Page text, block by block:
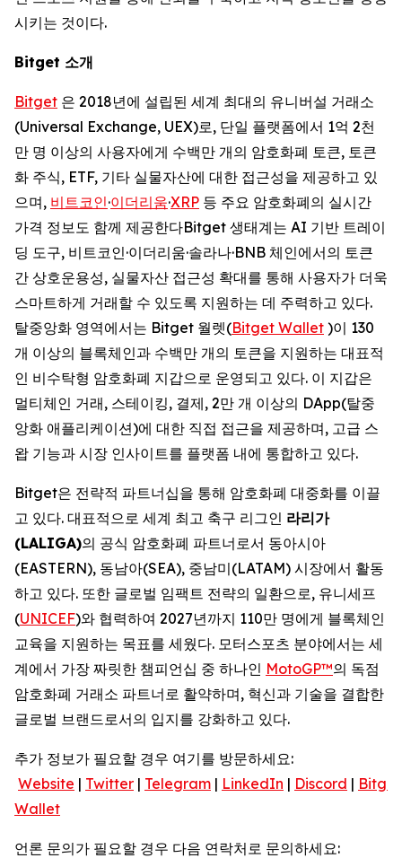
시키는 것이다.
Bitget 소개
Bitget 은 2018년에 설립된 세계 최대의 유니버설 거래소
(Universal Exchange, UEX)로, 단일 플랫폼에서 1억 2천
만 명 이상의 사용자에게 수백만 개의 암호화폐 토큰, 토큰
화 주식, ETF, 기타 실물자산에 대한 접근성을 제공하고 있
으며, 비트코인·이더리움·XRP 등 주요 암호화폐의 실시간
가격 정보도 함께 제공한다Bitget 생태계는 AI 기반 트레이
딩 도구, 비트코인·이더리움·솔라나·BNB 체인에서의 토큰
간 상호운용성, 실물자산 접근성 확대를 통해 사용자가 더욱
스마트하게 거래할 수 있도록 지원하는 데 주력하고 있다.
탈중앙화 영역에서는 Bitget 월렛(Bitget Wallet )이 130
개 이상의 블록체인과 수백만 개의 토큰을 지원하는 대표적
인 비수탁형 암호화폐 지갑으로 운영되고 있다. 이 지갑은
멀티체인 거래, 스테이킹, 결제, 2만 개 이상의 DApp(탈중
앙화 애플리케이션)에 대한 직접 접근을 제공하며, 고급 스
왑 기능과 시장 인사이트를 플랫폼 내에 통합하고 있다.
Bitget은 전략적 파트너십을 통해 암호화폐 대중화를 이끌
고 있다. 대표적으로 세계 최고 축구 리그인 라리가
(LALIGA)의 공식 암호화폐 파트너로서 동아시아
(EASTERN), 동남아(SEA), 중남미(LATAM) 시장에서 활동
하고 있다. 또한 글로벌 임팩트 전략의 일환으로, 유니세프
(UNICEF)와 협력하여 2027년까지 110만 명에게 블록체인
교육을 지원하는 목표를 세웠다. 모터스포츠 분야에서는 세
계에서 가장 짜릿한 챔피언십 중 하나인 MotoGP™의 독점
암호화폐 거래소 파트너로 활약하며, 혁신과 기술을 결합한
글로벌 브랜드로서의 입지를 강화하고 있다.
추가 정보가 필요할 경우 여기를 방문하세요:
Website | Twitter | Telegram | LinkedIn | Discord | Bitget
Wallet
언론 문의가 필요할 경우 다음 연락처로 문의하세요: